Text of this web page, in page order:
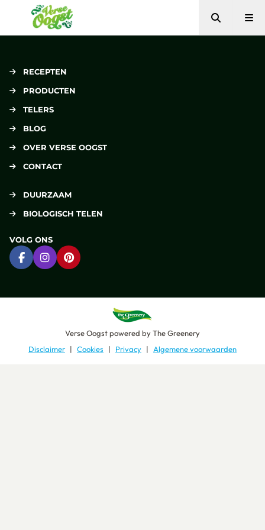
Verse Oogst
Zoeken
RECEPTEN
PRODUCTEN
TELERS
BLOG
OVER VERSE OOGST
CONTACT
DUURZAAM
BIOLOGISCH TELEN
VOLG ONS
Ga naar Facebook
Ga naar Instagram
Ga naar Pinterest
Verse Oogstpowered byThe Greenery
Disclaimer
Cookies Privacy Algemene voorwaarden